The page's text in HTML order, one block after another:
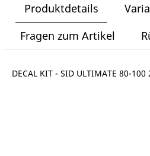
Produktdetails
Fragen zum Artikel
DECAL KIT - SID ULTIMATE 80-100